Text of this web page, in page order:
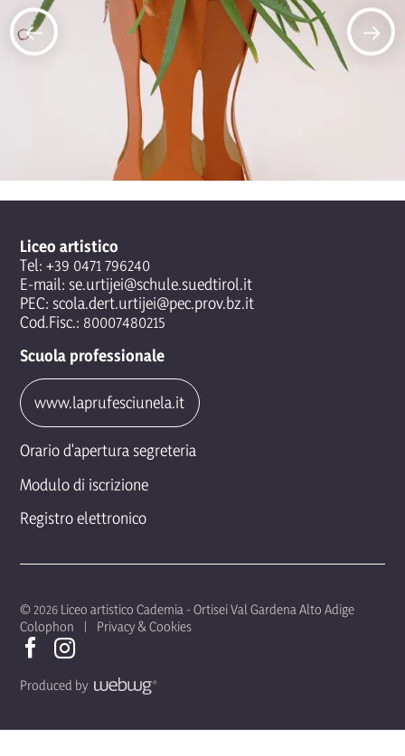
Liceo artistico
Tel: +39 0471 796240
E-mail: se.urtijei@schule.suedtirol.it
PEC: scola.dert.urtijei@pec.prov.bz.it
Cod.Fisc.: 80007480215
Scuola professionale
www.laprufesciunela.it
Orario d'apertura segreteria
Modulo di iscrizione
Registro elettronico
© 2026 Liceo artistico Cademia - Ortisei Val Gardena Alto Adige
Colophon
Privacy & Cookies
Produced by